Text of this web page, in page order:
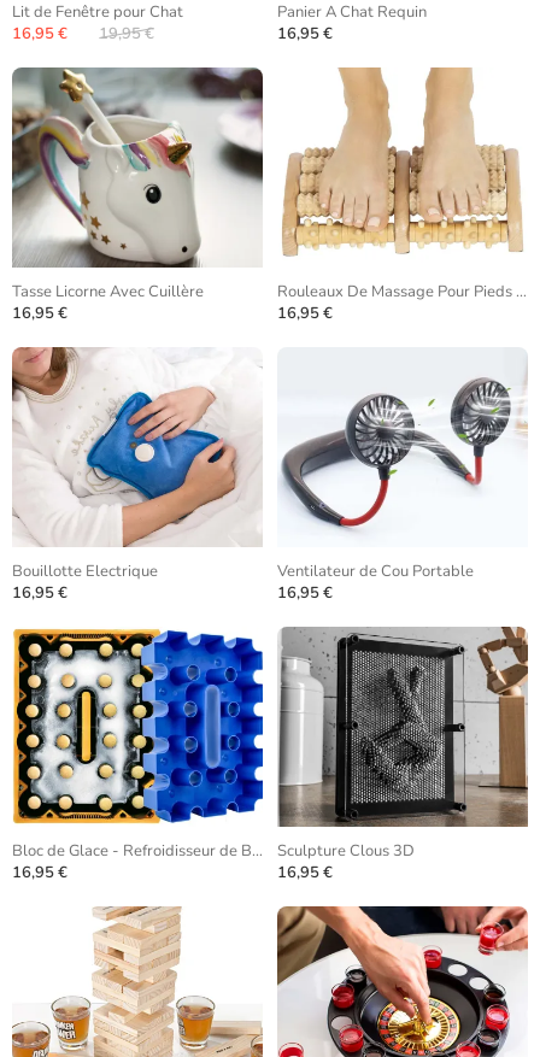
Lit de Fenêtre pour Chat
16,95 €
19,95 €
Panier A Chat Requin
16,95 €
Tasse Licorne Avec Cuillère
16,95 €
Rouleaux De Massage Pour Pieds En Bois
16,95 €
Bouillotte Electrique
16,95 €
Ventilateur de Cou Portable
16,95 €
Bloc de Glace - Refroidisseur de Bière
16,95 €
Sculpture Clous 3D
16,95 €